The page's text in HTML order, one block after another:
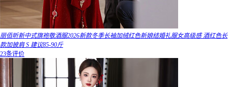
丽佰昕新中式旗袍敬酒服2026新款冬季长袖加绒红色新娘结婚礼服女高级感 酒红色长
款加披肩 S 建议85-90斤
23条评价